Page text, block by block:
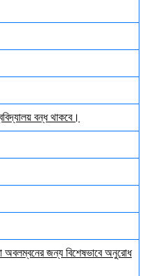
বন্ধ থাকবে।
অবলম্বনের জন্য বিশেষভাবে অনুরোধ